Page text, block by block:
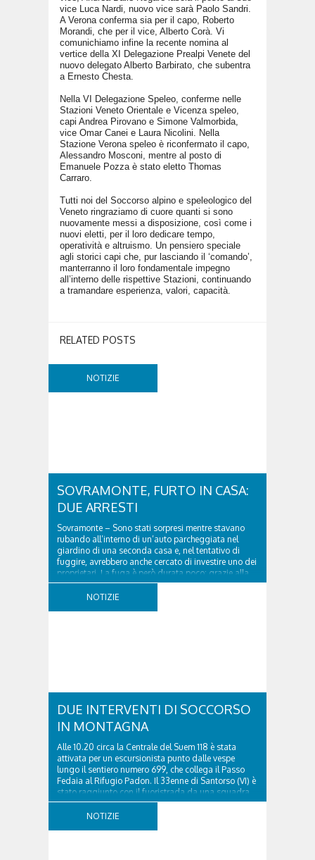
vice Luca Nardi, nuovo vice sarà Paolo Sandri.
A Verona conferma sia per il capo, Roberto
Morandi, che per il vice, Alberto Corà. Vi
comunichiamo infine la recente nomina al
vertice della XI Delegazione Prealpi Venete del
nuovo delegato Alberto Barbirato, che subentra
a Ernesto Chesta.
Nella VI Delegazione Speleo, conferme nelle
Stazioni Veneto Orientale e Vicenza speleo,
capi Andrea Pirovano e Simone Valmorbida,
vice Omar Canei e Laura Nicolini. Nella
Stazione Verona speleo è riconfermato il capo,
Alessandro Mosconi, mentre al posto di
Emanuele Pozza è stato eletto Thomas
Carraro.
Tutti noi del Soccorso alpino e speleologico del
Veneto ringraziamo di cuore quanti si sono
nuovamente messi a disposizione, così come i
nuovi eletti, per il loro dedicare tempo,
operatività e altruismo. Un pensiero speciale
agli storici capi che, pur lasciando il ‘comando’,
manterranno il loro fondamentale impegno
all’interno delle rispettive Stazioni, continuando
a tramandare esperienza, valori, capacità.
RELATED POSTS
NOTIZIE
SOVRAMONTE, FURTO IN CASA:
DUE ARRESTI
Sovramonte – Sono stati sorpresi mentre stavano
rubando all’interno di un’auto parcheggiata nel
giardino di una seconda casa e, nel tentativo di
fuggire, avrebbero anche cercato di investire uno dei
proprietari. La fuga è però durata poco: grazie alla
tempestiva chiamata al 112 e all’intervento...
NOTIZIE
DUE INTERVENTI DI SOCCORSO
IN MONTAGNA
Alle 10.20 circa la Centrale del Suem 118 è stata
attivata per un escursionista punto dalle vespe
lungo il sentiero numero 699, che collega il Passo
Fedaia al Rifugio Padon. Il 33enne di Santorso (VI) è
stato raggiunto con il fuoristrada da una squadra
del Soccorso alpino della Val Pettorina...
NOTIZIE